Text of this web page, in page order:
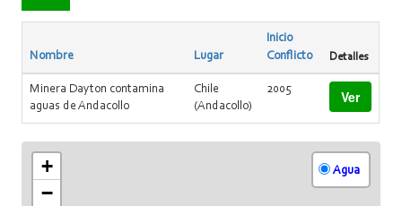
Nombre Lugar
Inicio
Conflicto
Detalles
Minera Dayton contamina
aguas de Andacollo
Chile
(Andacollo)
2005 Ver
+
−
Agua